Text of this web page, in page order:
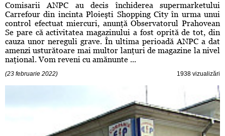
Comisarii ANPC au decis închiderea supermarketului
Carrefour din incinta Ploieşti Shopping City în urma unui
control efectuat miercuri, anunţă Observatorul Prahovean
Se pare că activitatea magazinului a fost oprită de tot, din
cauza unor nereguli grave. În ultima perioadă ANPC a dat
amenzi usturătoare mai multor lanţuri de magazine la nivel
naţional. Vom reveni cu amănunte ...
(23 februarie 2022) 1938 vizualizări